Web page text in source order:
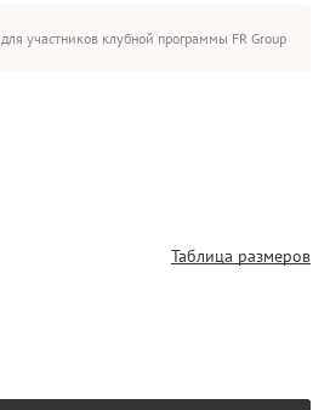
для участников клубной программы FR Group
Таблица размеров